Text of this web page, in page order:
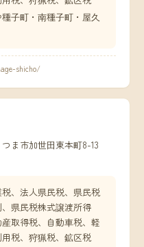
子町・南種子町・屋久
shicho/
ま市加世田東本町8-13
、法人県民税、県民税
県民税株式譲渡所得
取得税、自動車税、軽
税、狩猟税、鉱区税